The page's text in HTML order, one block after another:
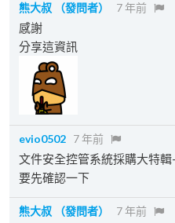
熊大叔
（發問者） 7 年前
感謝
分享這資訊
evio0502 7 年前
文件安全控管系統採購大特
要先確認一下
熊大叔 （發問者） 7 年前